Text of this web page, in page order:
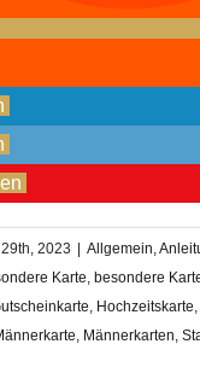
2023 | Allgemein
Karte besondere
Hochzeitskarte
Männerkarten